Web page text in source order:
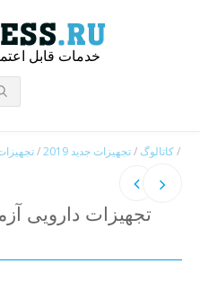
خدمات قابل
کاتالوگ /تجهیزات جدید 2019 / /
تجهیزات دارویی